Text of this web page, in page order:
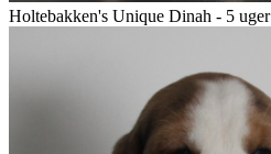
Holtebakken's Unique Dinah - 5 uger